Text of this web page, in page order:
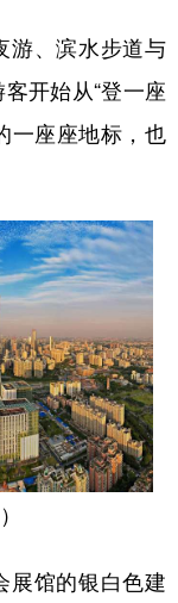
游、滨水步道与
开始从“登一座
一座座地标，也
展馆的银白色建